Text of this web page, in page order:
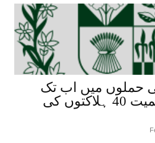
حملوں میں اب تک
افغانی کمانڈرز سمیت 40 ہلاکتوں کی